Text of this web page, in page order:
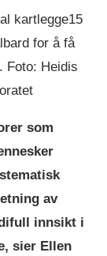
kartlegge15
for å få
Foto: Heidis
som
av
innsikt i
sier Ellen